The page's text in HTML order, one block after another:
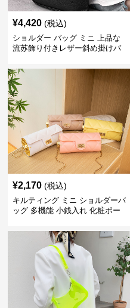
¥4,420 (税込)
ショルダー バッグ ミニ 上品な
流苏飾り付きレザー斜め掛けバ
¥2,170 (税込)
キルティング ミニ ショルダーバ
ッグ 多機能 小銭入れ 化粧ポー